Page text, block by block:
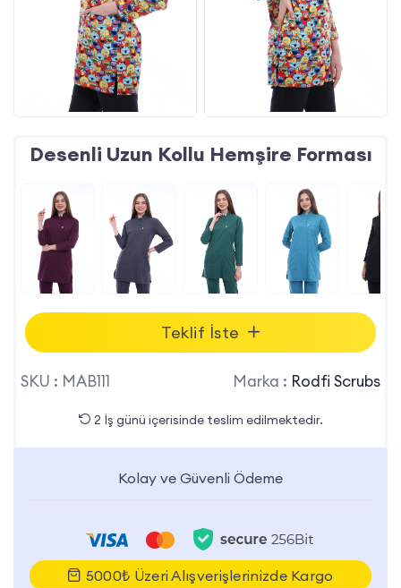
Desenli Uzun Kollu Hemşire Forması
Teklif İste
SKU : MAB111 Marka : Rodfi Scrubs
2 İş günü içerisinde teslim edilmektedir.
Kolay ve Güvenli Ödeme
5000₺ Üzeri Alışverişlerinizde Kargo